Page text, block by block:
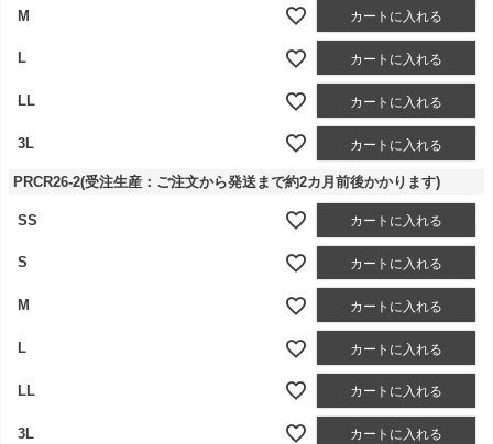
M カートに入れる
L カートに入れる
LL カートに入れる
3L カートに入れる
PRCR26-2(受注生産：ご注文から発送まで約2カ月前後かかります)
SS カートに入れる
S カートに入れる
M カートに入れる
L カートに入れる
LL カートに入れる
3L カートに入れる